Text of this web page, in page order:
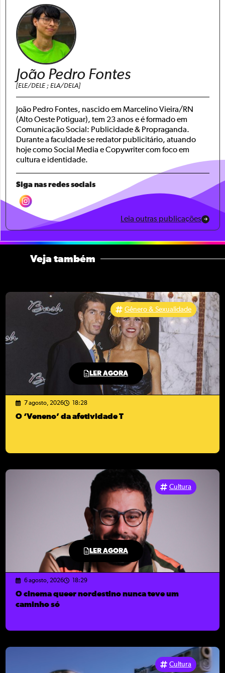
João Pedro Fontes
[ELE/DELE ; ELA/DELA]
João Pedro Fontes, nascido em Marcelino Vieira/RN
(Alto Oeste Potiguar), tem 23 anos e é formado em
Comunicação Social: Publicidade & Propraganda.
Durante a faculdade se redator publicitário, atuando
hoje como Social Media e Copywriter com foco em
cultura e identidade.
Siga nas redes sociais
Leia outras publicações
Veja também
LER AGORA
Gênero & Sexualidade
7 agosto, 2026 18:28
O ‘Veneno’ da afetividade T
LER AGORA
Cultura
6 agosto, 2026 18:29
O cinema queer nordestino nunca teve um
caminho só
Cultura